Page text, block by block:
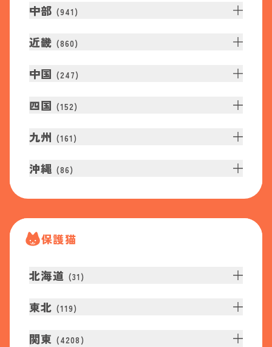
中部 (941 )
近畿 (860)
中国 (247)
四国 (152)
九州 (161 )
沖縄 (86)
保護猫
北海道 (31 )
東北 (119)
関東 (4208 )